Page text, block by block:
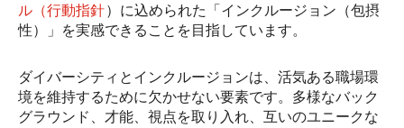
ル（行動指針）に込められた「インクルージョン（包摂
性）」を実感できることを目指しています。
ダイバーシティとインクルージョンは、活気ある職場環
境を維持するために欠かせない要素です。多様なバック
グラウンド、才能、視点を取り入れ、互いのユニークな